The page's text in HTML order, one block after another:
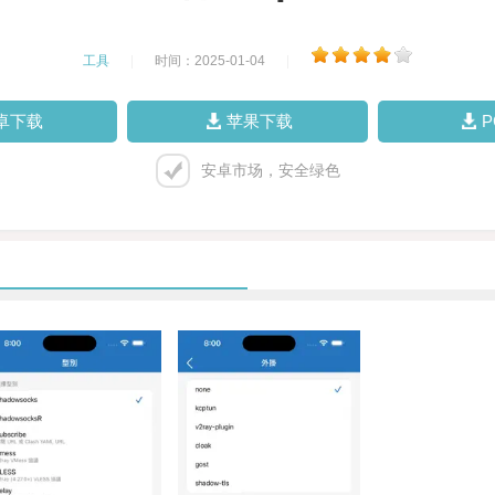
工具 时间：2025-01-04
下载 苹果下载
安卓市场，安全绿色